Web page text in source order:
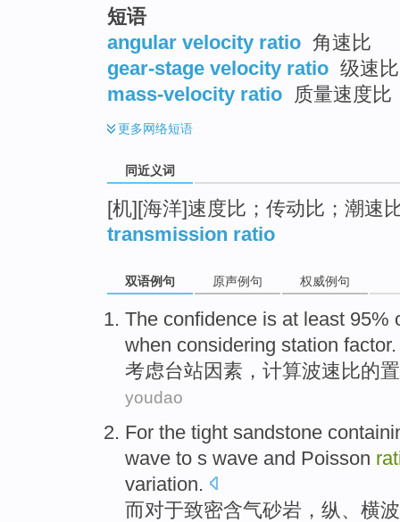
短语
angular velocity ratio 角速比
gear-stage velocity ratio 级速比
mass-velocity ratio 质量速度比
更多网络短语
同近义词
[机][海洋]速度比；传动比；潮速
transmission ratio
双语例句 原声例句 权威例句
The confidence is at least 95%
when considering station factor.
考虑台站因素 ， 计算波速 比的
youdao
For the tight sandstone
wave to s wave and Poisson
variation.
而对于致密含气砂岩 ，纵、 横波